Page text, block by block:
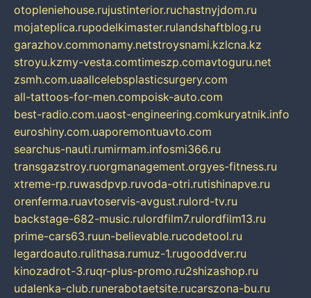
otopleniehouse.rujustinterior.ruchastnyjdom.ru
mojateplica.rupodelkimaster.rulandshaftblog.ru
garazhov.commonamy.netstroysnami.kzlcna.kz
stroyu.kzmy-vesta.comtimeszp.comavtoguru.net
zsmh.com.uaallcelebsplasticsurgery.com
all-tattoos-for-men.compoisk-auto.com
best-radio.com.uaost-engineering.comkuryatnik.info
euroshiny.com.uaporemontuavto.com
searchus-nauti.rumirmam.infosmi366.ru
transgazstroy.ruorgmanagement.orgyes-fitness.ru
xtreme-rp.ruwasdpvp.ruvoda-otri.rutishinapve.ru
orenferma.ruavtoservis-avgust.rulord-tv.ru
backstage-682-music.rulordfilm7.rulordfilm13.ru
prime-cars63.ruun-believable.rucodetool.ru
legardoauto.rulithasa.rumuz-1.rugooddver.ru
kinozadrot-3.ruqr-plus-promo.ru2shizashop.ru
udalenka-club.runerabotaetsite.rucarszona-bu.ru